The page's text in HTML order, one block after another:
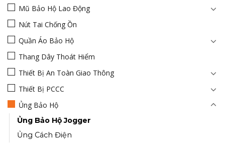
Mũ Bảo Hộ Lao Động
Nút Tai Chống Ồn
Quần Áo Bảo Hộ
Thang Dây Thoát Hiểm
Thiết Bị An Toàn Giao Thông
Thiết Bị PCCC
Ủng Bảo Hộ
Ủng Bảo Hộ Jogger
Ủng Cách Điện